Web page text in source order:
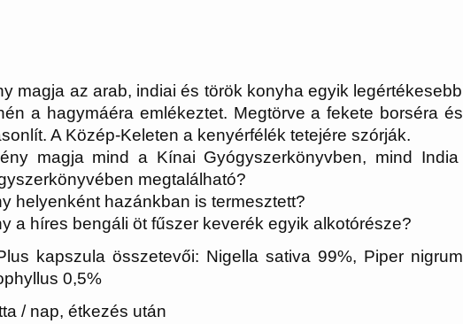
magja az arab, indiai és török konyha egyik legértékesebb
a hagymáéra emlékeztet. Megtörve a fekete borséra és
A Közép-Keleten a kenyérfélék tetejére szórják.
magja mind a Kínai Gyógyszerkönyvben, mind India
megtalálható?
helyenként hazánkban is termesztett?
a híres bengáli öt fűszer keverék egyik alkotórésze?
kapszula összetevői: Nigella sativa 99%, Piper nigrum
0,5%
/ nap, étkezés után